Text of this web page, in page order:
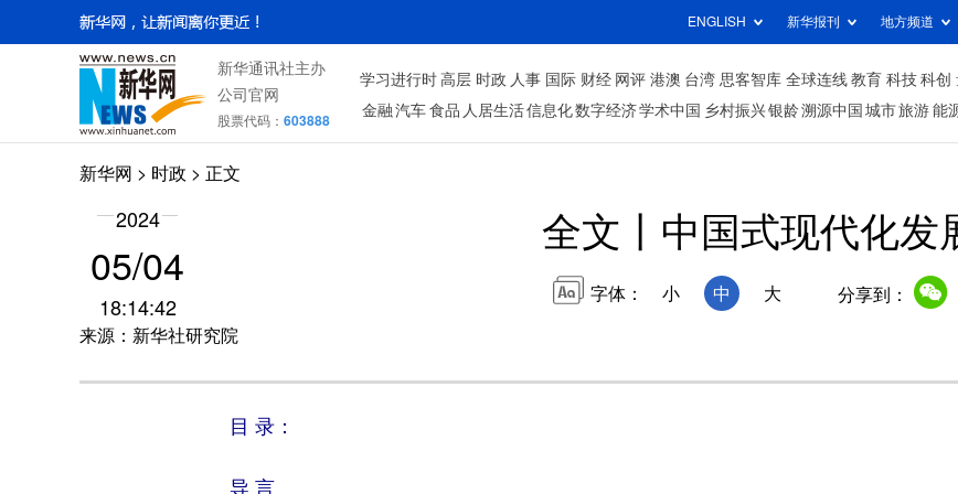
ENGLISH 新华报刊 地方频道
新华通讯社主办
公司官网
股票代码： 603888
学习进行时 高层 时政 人事 国际 财经 网评 港澳 台湾 思客智库 全球连线 教育 科技 科创
金融 汽车 食品 人居生活信息化数字经济学术中国 乡村振兴银龄溯源中国 城市旅游 能
新华网 > 时政 > 正文
2024
05/04
18:14:42
来源：新华社研究院
全文丨中国式现代化发
字体： 小 中 大 分享到：
目 录：
导 言